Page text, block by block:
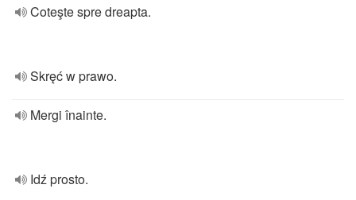
Coteşte spre dreapta.
Skręć w prawo.
Mergi înainte.
Idź prosto.